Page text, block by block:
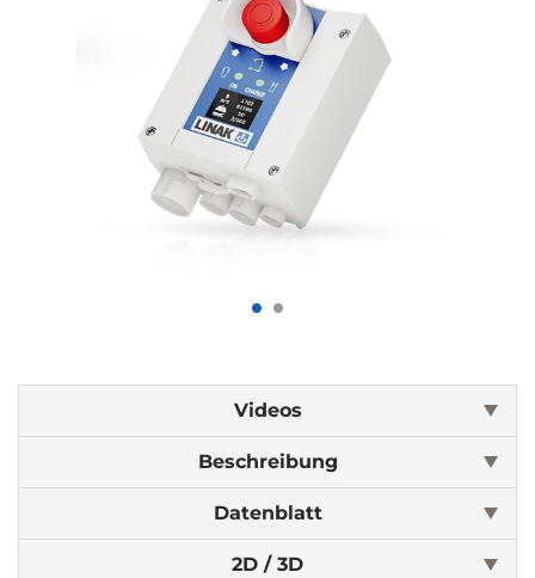
Videos
Beschreibung
Datenblatt
2D / 3D